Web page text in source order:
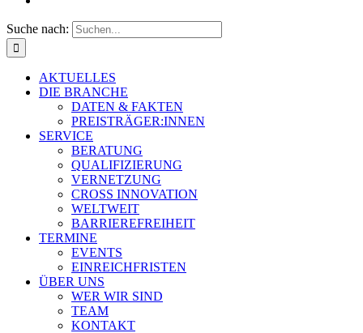
Suche nach:
AKTUELLES
DIE BRANCHE
DATEN & FAKTEN
PREISTRÄGER:INNEN
SERVICE
BERATUNG
QUALIFIZIERUNG
VERNETZUNG
CROSS INNOVATION
WELTWEIT
BARRIEREFREIHEIT
TERMINE
EVENTS
EINREICHFRISTEN
ÜBER UNS
WER WIR SIND
TEAM
KONTAKT